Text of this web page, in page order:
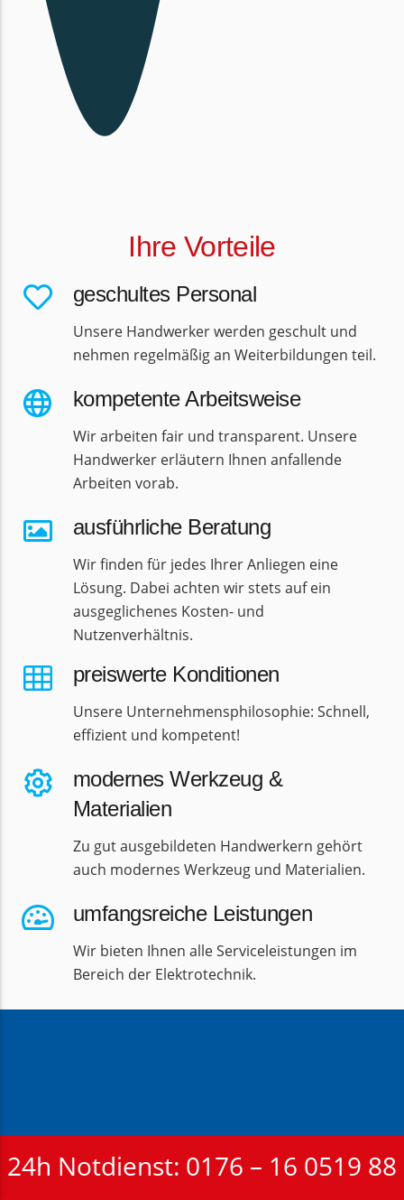
Ihre Vorteile
geschultes Personal
Unsere Handwerker werden geschult und
nehmen regelmäßig an Weiterbildungen teil.
kompetente Arbeitsweise
Wir arbeiten fair und transparent. Unsere
Handwerker erläutern Ihnen anfallende
Arbeiten vorab.
ausführliche Beratung
Wir finden für jedes Ihrer Anliegen eine
Lösung. Dabei achten wir stets auf ein
ausgeglichenes Kosten- und
Nutzenverhältnis.
preiswerte Konditionen
Unsere Unternehmensphilosophie: Schnell,
effizient und kompetent!
modernes Werkzeug &
Materialien
Zu gut ausgebildeten Handwerkern gehört
auch modernes Werkzeug und Materialien.
umfangsreiche Leistungen
Wir bieten Ihnen alle Serviceleistungen im
Bereich der Elektrotechnik.
24h Notdienst: 0176 – 16 0519 88